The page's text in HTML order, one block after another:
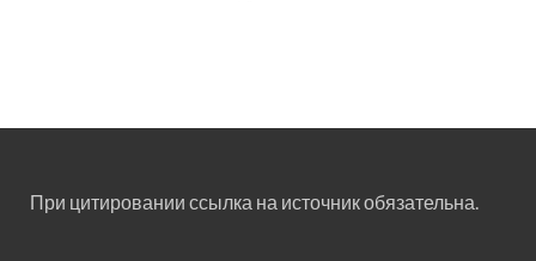
При цитировании ссылка на источник обязательна.